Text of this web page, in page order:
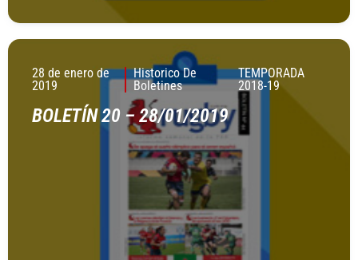
28 de enero de
2019
Historico De
Boletines
TEMPORADA
2018-19
BOLETÍN 20 – 28/01/2019